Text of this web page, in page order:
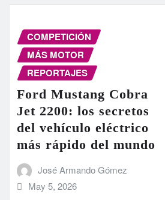
COMPETICIÓN
MÁS MOTOR
REPORTAJES
Ford Mustang Cobra
Jet 2200: los secretos
del vehículo eléctrico
más rápido del mundo
José Armando Gómez
May 5, 2026